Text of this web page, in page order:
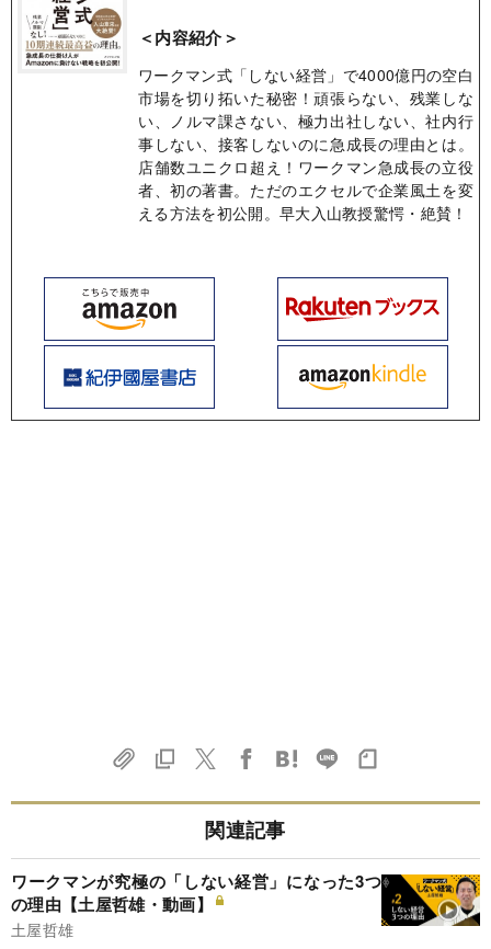
＜内容紹介＞
ワークマン式「しない経営」で4000億円の空白
市場を切り拓いた秘密！頑張らない、残業しな
い、ノルマ課さない、極力出社しない、社内行
事しない、接客しないのに急成長の理由とは。
店舗数ユニクロ超え！ワークマン急成長の立役
者、初の著書。ただのエクセルで企業風土を変
える方法を初公開。早大入山教授驚愕・絶賛！
関連記事
ワークマンが究極の「しない経営」になった3つ
の理由【土屋哲雄・動画】
土屋哲雄